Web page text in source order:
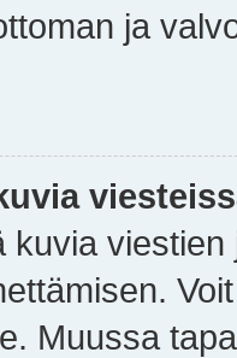
ja
kuvia
Muussa